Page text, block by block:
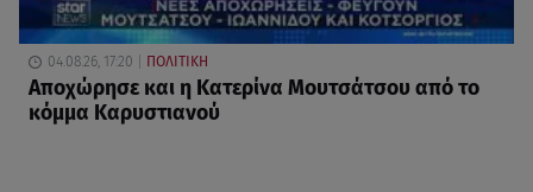
04.08.26, 17:20 ΠΟΛΙΤΙΚΗ
Αποχώρησε και η Κατερίνα Μουτσάτσου από το
κόμμα Καρυστιανού